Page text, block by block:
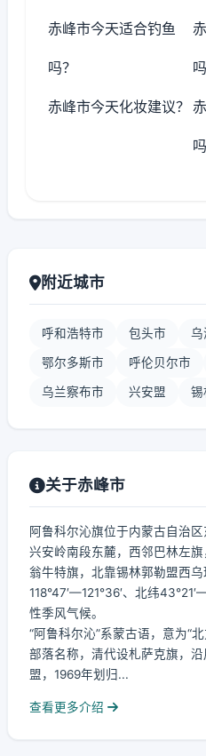
赤峰市今天适合钓鱼
吗？
赤峰市今天化妆建议？
附近城市
呼和浩特市 包头市 乌
鄂尔多斯市 呼伦贝尔市
乌兰察布市 兴安盟 锡
关于赤峰市
阿鲁科尔沁旗位于内蒙古自治
兴安岭南段东麓，西邻巴林左
翁牛特旗，北靠锡林郭勒盟西
118°47′—121°36′、北纬
性季风气候。
“阿鲁科尔沁”系蒙古语，意为“
部落名称，清代设札萨克旗，
盟，1969年划归...
查看更多介绍